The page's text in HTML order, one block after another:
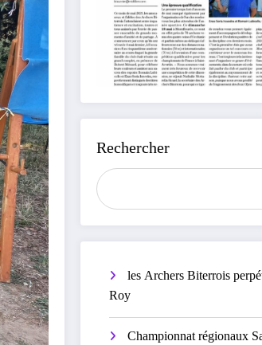
Rechercher
les Archers Biterrois
Roy
Championnat régionaux